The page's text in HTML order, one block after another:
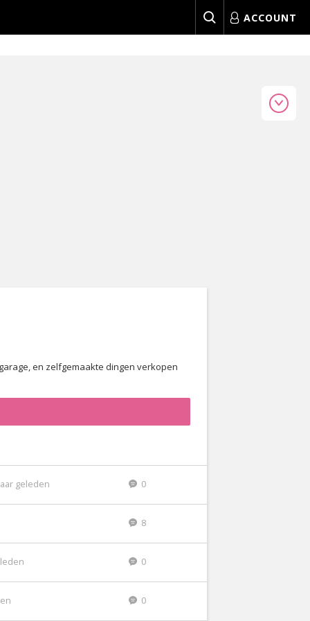
ACCOUNT
en zelfgemaakte dingen verkopen
geleden 0
8
0
0